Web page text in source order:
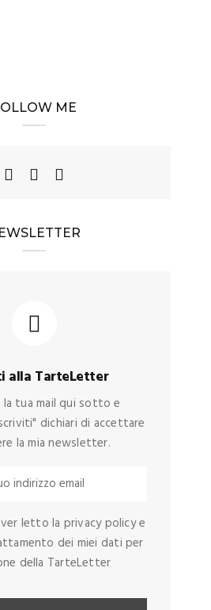
ME
alla TarteLetter
la tua mail qui sotto e
dichiari di accettare
la mia newsletter.
letto la privacy policy e
dei miei dati per
della TarteLetter